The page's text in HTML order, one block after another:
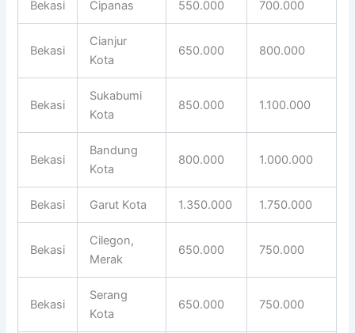
Bekasi Cipanas 550.000 700.000
Bekasi
Cianjur
Kota
650.000 800.000
Bekasi
Sukabumi
Kota
850.000 1.100.000
Bekasi
Bandung
Kota
800.000 1.000.000
Bekasi Garut Kota 1.350.000 1.750.000
Bekasi
Cilegon,
Merak
650.000 750.000
Bekasi
Serang
Kota
650.000 750.000